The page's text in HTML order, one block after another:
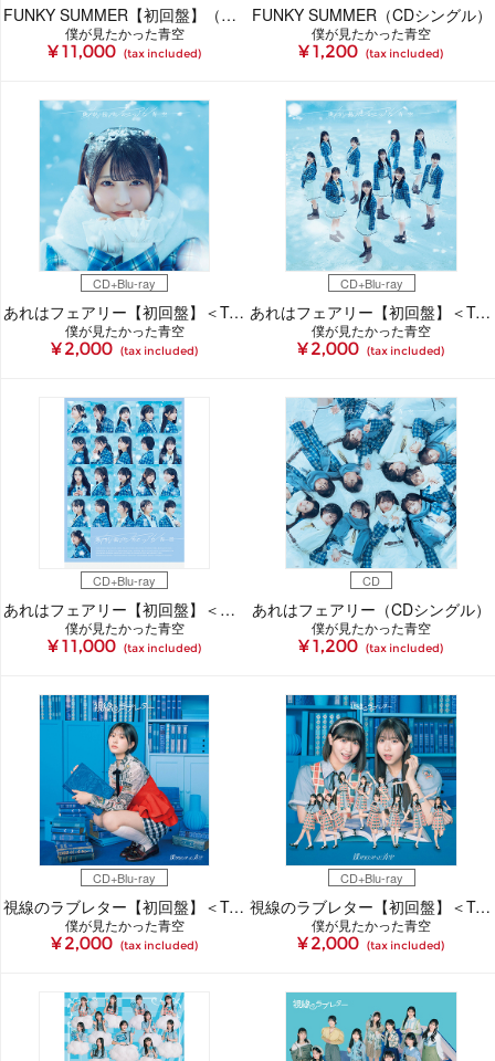
FUNKY SUMMER【初回盤】（僕青LIVE盤）（CDシングル＋Blu-ray）
僕が見たかった青空
¥ 11,000 (tax included)
FUNKY SUMMER（CDシングル）
僕が見たかった青空
¥ 1,200 (tax included)
CD+Blu-ray
あれはフェアリー【初回盤】＜Type-A＞（CDシングル＋Blu-ray）
僕が見たかった青空
¥ 2,000 (tax included)
CD+Blu-ray
あれはフェアリー【初回盤】＜Type-B＞（CDシングル＋Blu-ray）
僕が見たかった青空
¥ 2,000 (tax included)
CD+Blu-ray
あれはフェアリー【初回盤】＜僕青LIVE盤＞（CDシングル＋Blu-ray）
僕が見たかった青空
¥ 11,000 (tax included)
CD
あれはフェアリー（CDシングル）
僕が見たかった青空
¥ 1,200 (tax included)
CD+Blu-ray
視線のラブレター【初回盤】＜Type-A＞（CDシングル＋Blu-ray）
僕が見たかった青空
¥ 2,000 (tax included)
CD+Blu-ray
視線のラブレター【初回盤】＜Type-B＞（CDシングル＋Blu-ray）
僕が見たかった青空
¥ 2,000 (tax included)